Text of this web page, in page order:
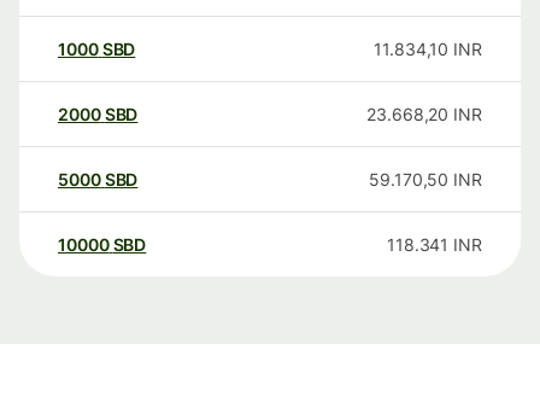
1000SBD 11.834,10 INR
2000SBD 23.668,20 INR
5000SBD 59.170,50 INR
10000 SBD 118.341 INR